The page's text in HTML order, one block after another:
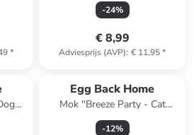
*
-24%
€ 8,99
Adviesprijs (AVP): € 11,95*
Egg Back Home
Mok ''Breeze Party - Cat
Mom'' lichtblauw - 450 ml
-12%